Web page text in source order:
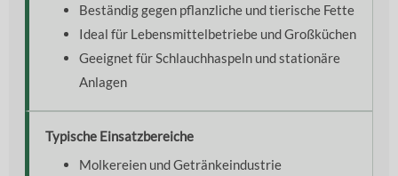
Beständig gegen pflanzliche und tierische Fette
Ideal für Lebensmittelbetriebe und Großküchen
Geeignet für Schlauchhaspeln und stationäre
Anlagen
Typische Einsatzbereiche
Molkereien und Getränkeindustrie